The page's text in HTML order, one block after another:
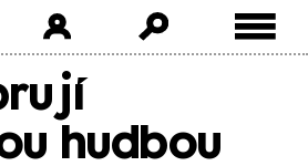
hudbou